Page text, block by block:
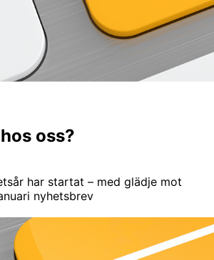
oss?
har startat – med glädje mot
nyhetsbrev